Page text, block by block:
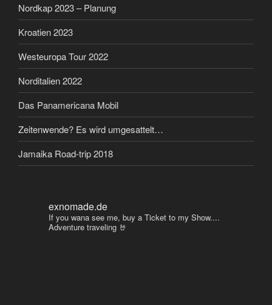
Nordkap 2023 – Planung
Kroatien 2023
Westeuropa Tour 2022
Norditalien 2022
Das Panamericana Mobil
Zeitenwende? Es wird umgesattelt…
Jamaika Road-trip 2018
exnomade.de
If you wana see me, buy a Ticket to my Show....
Adventure traveling 🤘